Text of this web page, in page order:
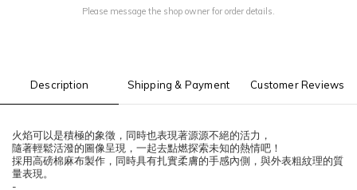
Please message the shop owner for order details.
Description Shipping & Payment Customer Reviews
火焰可以是積極的象徵，同時也表現著源源不絕的活力，
隨著輕鬆活潑的圖像呈現，一起去點燃探索未知的熱情吧！
採用高磅棉麻布製作，同時具有扎實柔膚的手感內側，與外表粗紋理的質
量表現。
-